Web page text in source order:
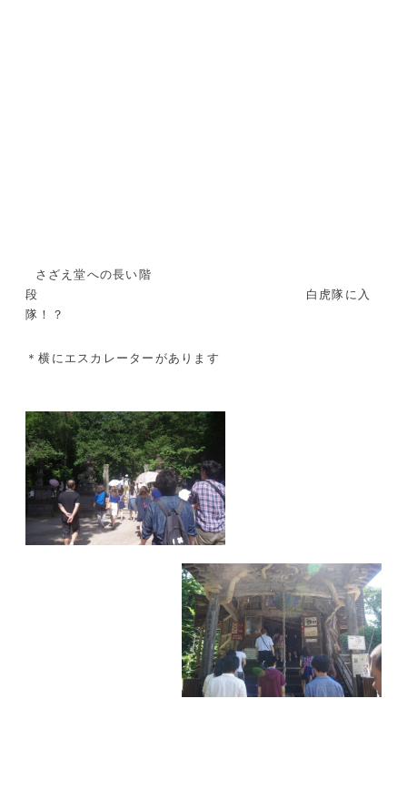
さざえ堂への長い階
段 白虎隊に入
隊！？
＊横にエスカレーターがあります